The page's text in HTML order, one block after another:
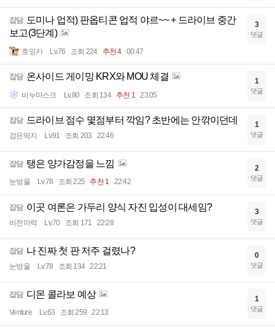
잡담 도미나 업적) 판옵티콘 업적 야르~~ + 드라이브 중간
보고(3단계)
호잉카 Lv.76 조회 224 추천 4 00:47
3
댓글
잡담 온사이드 게이밍 KRX와 MOU 체결
비누마스크 Lv.80 조회 134 추천 1 23:05
1
댓글
잡담 드라이브 점수 몇점부터 깍임? 초반에는 안깎이던데
검은딱지 Lv.91 조회 203 22:46
1
댓글
잡담 탱은 양가감정을 느낌
눈방울 Lv.78 조회 225 추천 1 22:42
2
댓글
잡담 이곳 여론은 가두리 양식 자진 입성이 대세임?
비전마력 Lv.70 조회 171 22:28
3
댓글
잡담 나 진짜 첫 판 저주 걸렸나?
눈방울 Lv.78 조회 134 22:21
0
댓글
잡담 디몬 콜라보 예상
Venture Lv.63 조회 259 22:13
1
댓글